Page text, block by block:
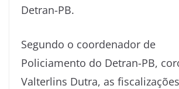
Detran-PB.
Segundo o coordenador de
Policiamento do Detran-PB,
Valterlins Dutra, as